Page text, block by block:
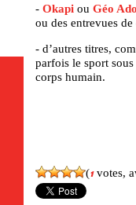
- Okapi ou Géo Ado
ou des entrevues
- d’autres titres,
parfois le sport
corps humain.
(1votes,